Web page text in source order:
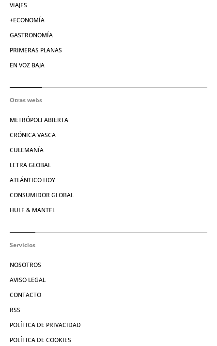
VIAJES
+ECONOMÍA
GASTRONOMÍA
PRIMERAS PLANAS
EN VOZ BAJA
Otras webs
METRÓPOLI ABIERTA
CRÓNICA VASCA
CULEMANÍA
LETRA GLOBAL
ATLÁNTICO HOY
CONSUMIDOR GLOBAL
HULE & MANTEL
Servicios
NOSOTROS
AVISO LEGAL
CONTACTO
RSS
POLÍTICA DE PRIVACIDAD
POLÍTICA DE COOKIES